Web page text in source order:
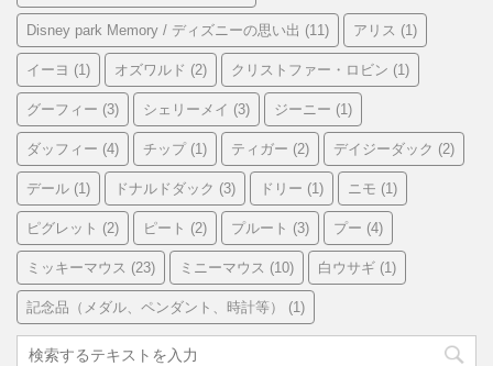
Disney park Memory / ディズニーの思い出 (11) アリス (1)
イーヨ (1) オズワルド (2) クリストファー・ロビン (1)
グーフィー (3) シェリーメイ (3) ジーニー (1)
ダッフィー (4) チップ(1) ティガー (2) デイジーダック (2)
デール (1) ドナルドダック (3) ドリー (1) ニモ (1)
ピグレット (2) ピート (2) プルート (3) プー (4)
ミッキーマウス (23) ミニーマウス (10) 白ウサギ (1)
記念品（メダル、ペンダント、時計等） (1)